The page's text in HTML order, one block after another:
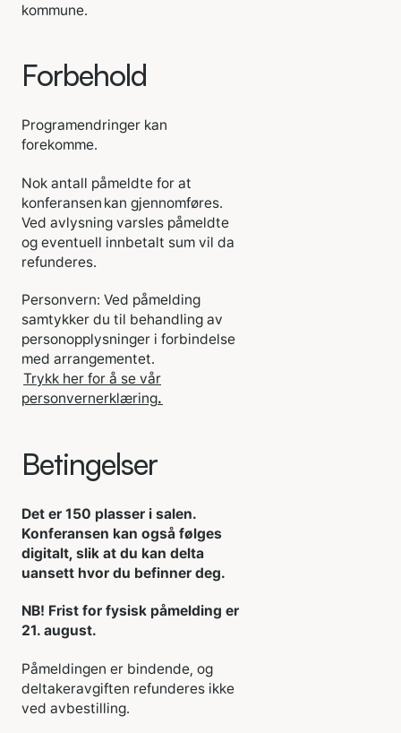
kommune.
Forbehold
Programendringer kan
forekomme.
Nok antall påmeldte for at
konferansen kan gjennomføres.
Ved avlysning varsles påmeldte
og eventuell innbetalt sum vil da
refunderes.
Personvern: Ved påmelding
samtykker du til behandling av
personopplysninger i forbindelse
med arrangementet.
Trykk her for å se vår
personvernerklæring.
Betingelser
Det er 150 plasser i salen.
Konferansen kan også følges
digitalt, slik at du kan delta
uansett hvor du befinner deg.
NB! Frist for fysisk påmelding er
21. august.
Påmeldingen er bindende, og
deltakeravgiften refunderes ikke
ved avbestilling.